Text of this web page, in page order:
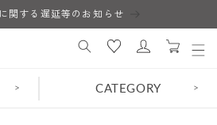
関する遅延等のお知らせ
ロ
イ
カ
ー
> CATEGORY >